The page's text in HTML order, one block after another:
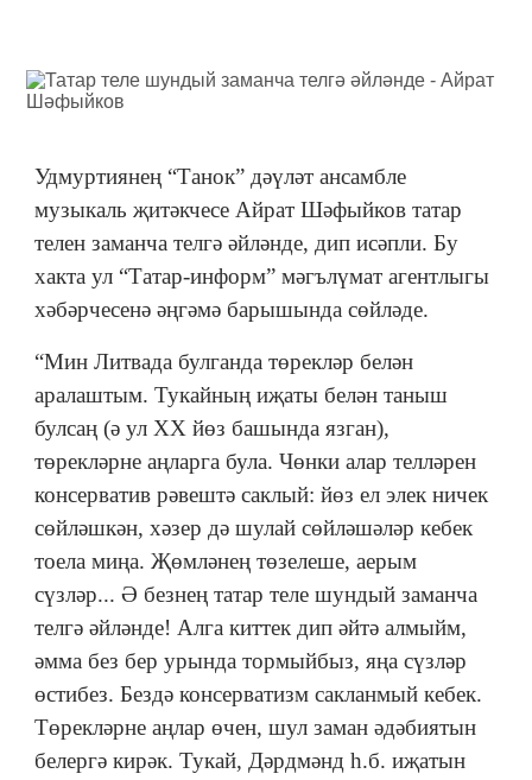
Удмуртиянең “Танок” дәүләт ансамбле
музыкаль җитәкчесе Айрат Шәфыйков татар
телен заманча телгә әйләнде, дип исәпли. Бу
хакта ул “Татар-информ” мәгълүмат агентлыгы
хәбәрчесенә әңгәмә барышында сөйләде.
“Мин Литвада булганда төрекләр белән
аралаштым. Тукайның иҗаты белән таныш
булсаң (ә ул XX йөз башында язган),
төрекләрне аңларга була. Чөнки алар телләрен
консерватив рәвештә саклый: йөз ел элек ничек
сөйләшкән, хәзер дә шулай сөйләшәләр кебек
тоела миңа. Җөмләнең төзелеше, аерым
сүзләр... Ә безнең татар теле шундый заманча
телгә әйләнде! Алга киттек дип әйтә алмыйм,
әмма без бер урында тормыйбыз, яңа сүзләр
өстибез. Бездә консерватизм сакланмый кебек.
Төрекләрне аңлар өчен, шул заман әдәбиятын
белергә кирәк. Тукай, Дәрдмәнд һ.б. иҗатын